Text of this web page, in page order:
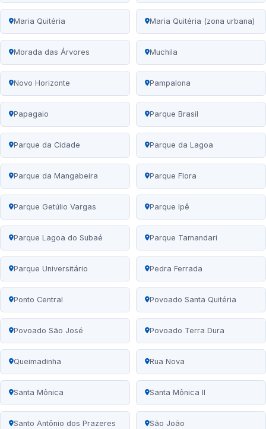
Maria Quitéria Maria Quitéria (zona urbana)
Morada das Árvores Muchila
Novo Horizonte Pampalona
Papagaio Parque Brasil
Parque da Cidade Parque da Lagoa
Parque da Mangabeira Parque Flora
Parque Getúlio Vargas Parque Ipê
Parque Lagoa do Subaé Parque Tamandari
Parque Universitário Pedra Ferrada
Ponto Central Povoado Santa Quitéria
Povoado São José Povoado Terra Dura
Queimadinha Rua Nova
Santa Mônica Santa Mônica II
Santo Antônio dos Prazeres São João